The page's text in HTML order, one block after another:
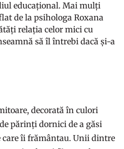
educațional. Mai mulți
de la psihologa Roxana
relația celor mici cu
să îl întrebi dacă și-a
decorată în culori
părinți dornici de a găsi
îi frământau. Unii dintre